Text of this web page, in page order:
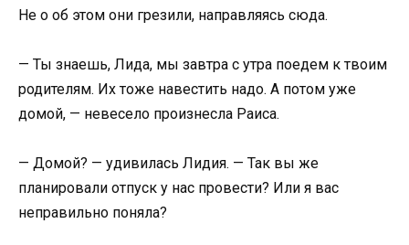
Не о об этом они грезили, направляясь сюда.
— Ты знаешь, Лида, мы завтра с утра поедем к твоим
родителям. Их тоже навестить надо. А потом уже
домой, — невесело произнесла Раиса.
— Домой? — удивилась Лидия. — Так вы же
планировали отпуск у нас провести? Или я вас
неправильно поняла?